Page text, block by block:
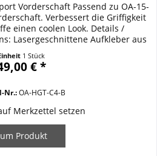
Vorderschaft Passend zu OA-15-
Verbessert die Griffigkeit
einen coolen Look. Details /
Lasergeschnittene Aufkleber aus
1 Stück
€ *
Nr.:OA-HGT-C4-B
Merkzettel setzen
Produkt